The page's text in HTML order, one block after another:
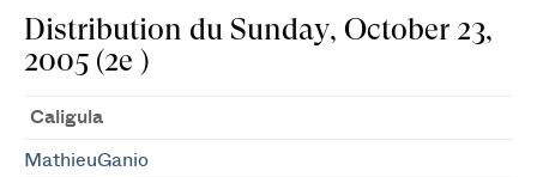
Distribution du Sunday, October 23,
2005 (2e )
Caligula
MathieuGanio